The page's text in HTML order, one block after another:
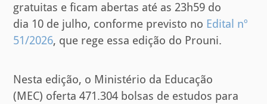
gratuitas e ficam abertas até as 23h59 do
dia 10 de julho, conforme previsto no Edital nº
51/2026, que rege essa edição do Prouni.
Nesta edição, o Ministério da Educação
(MEC) oferta 471.304 bolsas de estudos para